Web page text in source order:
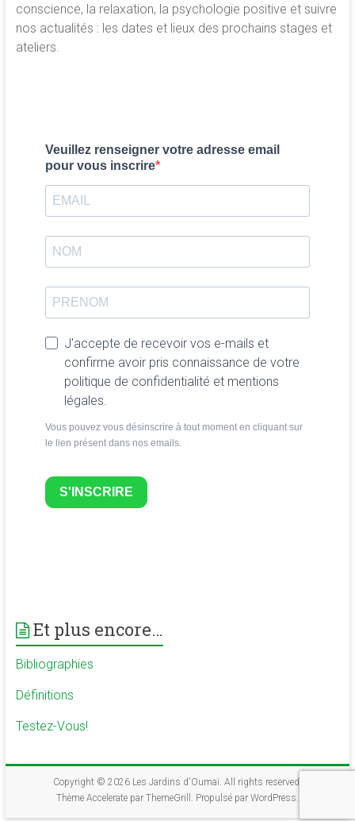
conscience, la relaxation, la psychologie positive et suivre
nos actualités : les dates et lieux des prochains stages et
ateliers.
Veuillez renseigner votre adresse email
pour vous inscrire
J'accepte de recevoir vos e-mails et
confirme avoir pris connaissance de votre
politique de confidentialité et mentions
légales.
Vous pouvez vous désinscrire à tout moment en cliquant sur
le lien présent dans nos emails.
S'INSCRIRE
Et plus encore…
Bibliographies
Définitions
Testez-Vous!
Copyright © 2026 Les Jardins d'Oumaï. All rights reserved.
Thème Acceleratepar ThemeGrill. Propulsé par WordPress